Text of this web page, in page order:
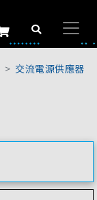
交流電源供應器